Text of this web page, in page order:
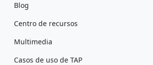
Blog
Centro de recursos
Multimedia
Casos de uso de TAP